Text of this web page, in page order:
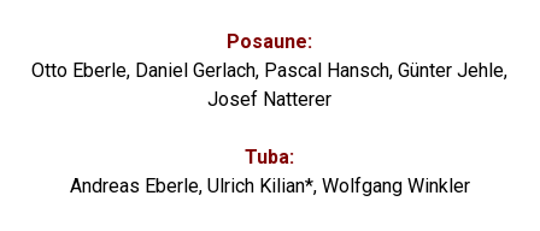
Posaune:
Otto Eberle, Daniel Gerlach, Pascal Hansch, Günter Jehle,
Josef Natterer
Tuba:
Andreas Eberle, Ulrich Kilian*, Wolfgang Winkler